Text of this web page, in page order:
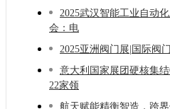
2025武汉智能工业自动
会：电
2025亚洲阀门展|国际阀
意大利国家展团硬核集结
22家领
航天赋能精衡智造，跨